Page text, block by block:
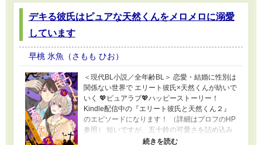
隠れオタクアイドルの ドキドキな日々が、今始
まる――！ イケメン俳優×可愛い系アイドルの、
デキる彼氏はピュアな天然くんをメロメロに溺愛
しています
早桃 氷魚（さもも ひお）
＜現代BL小説／全年齢BL＞ 恋愛・結婚に性別は
関係ない世界で エリート彼氏×天然くんが紡いで
いく 💖ピュアラブ💖ハッピーストーリー！
Kindle配信中の『エリート彼氏と天然くん２』
のエピソードになります！ （詳細はプロフのHP
参照） 短いですが、五十鈴の可愛さを詰め込み
ました(^^) Kindle作品は無料読み放題に対応して